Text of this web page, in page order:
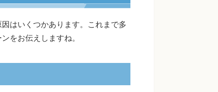
はいくつかあります。これまで多
をお伝えしますね。